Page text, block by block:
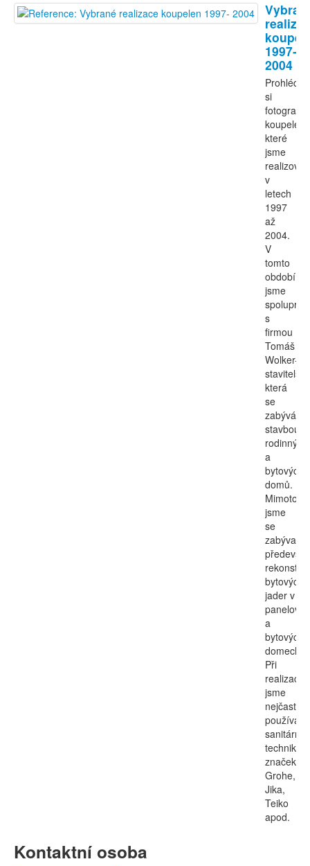
1997-
2004
si
fotografie
koupelen,
které
jsme
realizovali
v
letech
1997
až
2004.
V
tomto
období
jsme
s
firmou
Tomáš
Wolker-
která
se
zabývá
stavbou
rodinných
a
bytových
domů.
Mimoto
jsme
se
zabývali
bytových
jader v
a
bytových
domech.
Při
jsme
nejčastěji
používali
sanitární
techniku
značek
Grohe,
Jika,
Teiko
apod.
Kontaktní osoba